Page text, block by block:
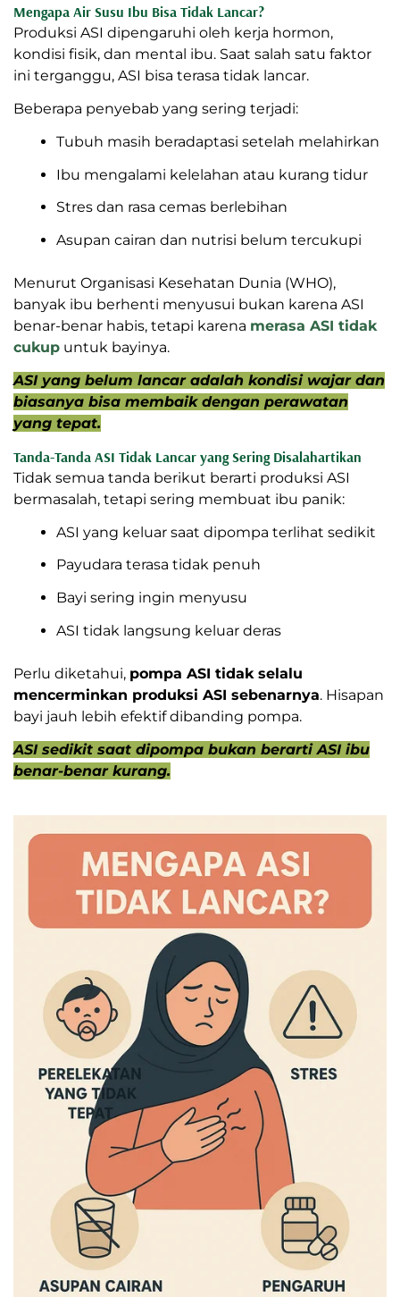
Mengapa Air Susu Ibu Bisa Tidak
Lancar?
Produksi ASI dipengaruhi oleh kerja hormon,
kondisi fisik, dan mental ibu. Saat salah satu faktor
ini terganggu, ASI bisa terasa tidak lancar.
Beberapa penyebab yang sering terjadi:
Tubuh masih beradaptasi setelah melahirkan
Ibu mengalami kelelahan atau kurang tidur
Stres dan rasa cemas berlebihan
Menurut Organisasi Kesehatan Dunia (WHO),
banyak ibu berhenti menyusui bukan karena ASI
benar-benar habis, tetapi karena
cukupuntuk bayinya.
ASI yang belum lancar adalah kondisi
wajar dan biasanya bisa membaik dengan
perawatan yang tepat.
Tanda-Tanda ASI Tidak Lancar yang
Sering Disalahartikan
Tidak semua tanda berikut berarti produksi ASI
bermasalah, tetapi sering membuat ibu panik:
ASI yang keluar saat dipompa terlihat sedikit
Payudara terasa tidak penuh
Bayi sering ingin menyusu
ASI tidak langsung keluar deras
Perlu diketahui,pompa ASI tidak selalu
mencerminkan produksi ASI sebenarnya. Hisapan
bayi jauh lebih efektif dibanding pompa.
ibu benar-benar kurang.